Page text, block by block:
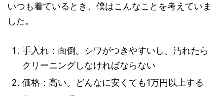
いつも着ているとき、僕はこんなことを考えていま
した。
手入れ：面倒。シワがつきやすいし、汚れたら
クリーニングしなければならない
価格：高い。どんなに安くても1万円以上する